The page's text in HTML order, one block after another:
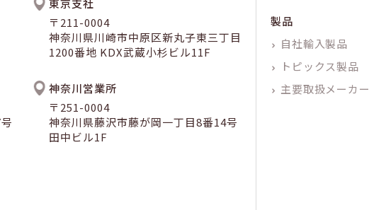
東京支社
〒211-0004
神奈川県川崎市中原区新丸子東三丁目
1200番地 KDX武蔵小杉ビル11F
神奈川営業所
〒251-0004
神奈川県藤沢市藤が岡一丁目8番14号
田中ビル1F
製品
自社輸入製品
トピックス製品
主要取扱メーカー